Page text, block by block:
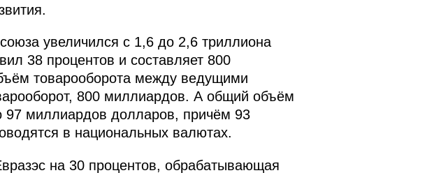
увеличился с 1,6 до 2,6 триллиона
38 процентов и составляет 800
товарооборота между ведущими
800 миллиардов. А общий объём
97 миллиардов долларов, причём 93
в национальных валютах.
на 30 процентов, обрабатывающая